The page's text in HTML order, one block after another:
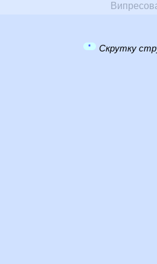
* Скрутку